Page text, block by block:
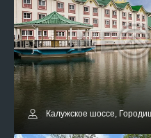
Калужское шоссе,